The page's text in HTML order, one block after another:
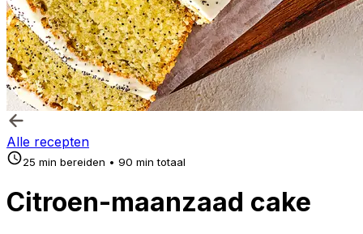
Alle recepten
25 min bereiden • 90 min totaal
Citroen-maanzaad cake